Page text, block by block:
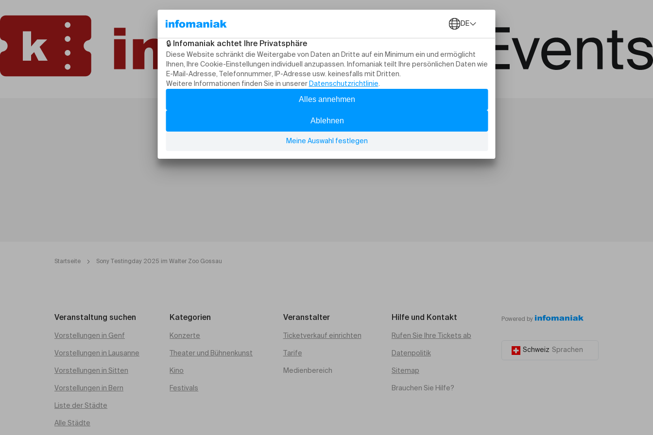
Startseite Sony Testingday 2025 im Walter Zoo Gossau
Veranstaltung suchen
Vorstellungen in Genf
Vorstellungen in Lausanne
Vorstellungen in Sitten
Vorstellungen in Bern
Liste der Städte
Alle Städte
Kategorien
Konzerte
Theater und Bühnenkunst
Kino
Festivals
Veranstalter
Ticketverkauf einrichten
Tarife
Medienbereich
Hilfe und Kontakt
Rufen Sie Ihre Tickets ab
Datenpolitik
Sitemap
Brauchen Sie Hilfe?
Powered by
Schweiz Sprachen